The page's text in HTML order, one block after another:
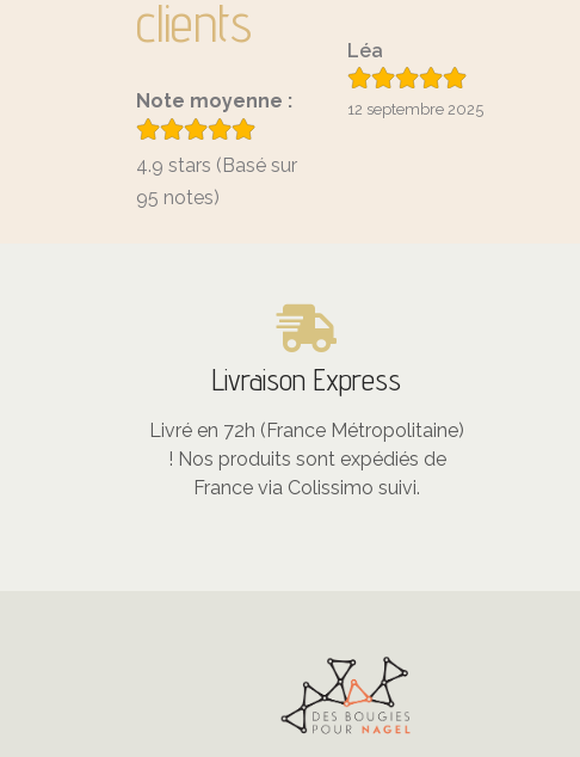
clients
Note moyenne :
4.9 stars (Basé sur
95 notes)
Léa
12 septembre 2025
Livraison Express
Livré en 72h (France Métropolitaine)
! Nos produits sont expédiés de
France via Colissimo suivi.